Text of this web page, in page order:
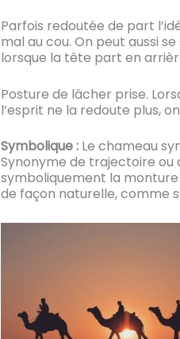
Parfois redoutée de part
mal au cou. On peut aussi
lorsque la tête part en
Posture de lâcher prise.
l’esprit ne la redoute plus,
Symbolique :Le chameau
Synonyme de trajectoire
symboliquement la monture
de façon naturelle, comme